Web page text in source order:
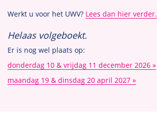
Werkt u voor het UWV? Lees dan hier verder.
Helaas volgeboekt.
Er is nog wel plaats op:
donderdag 10 & vrijdag 11 december 2026
maandag 19 & dinsdag 20 april 2027